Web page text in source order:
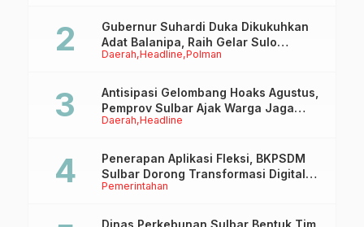
Daerah Headline Polman
Gubernur Suhardi Duka Dikukuhkan
Adat Balanipa, Raih Gelar Sulo
Tappidena
Daerah Headline
Antisipasi Gelombang Hoaks Agustus,
Pemprov Sulbar Ajak Warga Jaga
Ruang Digital
Pemerintahan
Penerapan Aplikasi Fleksi, BKPSDM
Sulbar Dorong Transformasi Digital
Sistem Kehadiran ASN
Dinas Perkebunan Sulbar Bentuk Tim